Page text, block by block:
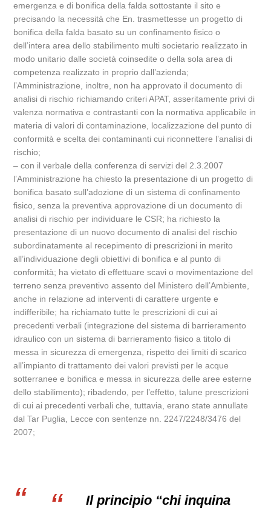
emergenza e di bonifica della falda sottostante il sito e
precisando la necessità che En. trasmettesse un progetto di
bonifica della falda basato su un confinamento fisico o
dell’intera area dello stabilimento multi societario realizzato in
modo unitario dalle società coinsedite o della sola area di
competenza realizzato in proprio dall’azienda;
l’Amministrazione, inoltre, non ha approvato il documento di
analisi di rischio richiamando criteri APAT, asseritamente privi di
valenza normativa e contrastanti con la normativa applicabile in
materia di valori di contaminazione, localizzazione del punto di
conformità e scelta dei contaminanti cui riconnettere l’analisi di
rischio;
– con il verbale della conferenza di servizi del 2.3.2007
l’Amministrazione ha chiesto la presentazione di un progetto di
bonifica basato sull’adozione di un sistema di confinamento
fisico, senza la preventiva approvazione di un documento di
analisi di rischio per individuare le CSR; ha richiesto la
presentazione di un nuovo documento di analisi del rischio
subordinatamente al recepimento di prescrizioni in merito
all’individuazione degli obiettivi di bonifica e al punto di
conformità; ha vietato di effettuare scavi o movimentazione del
terreno senza preventivo assento del Ministero dell’Ambiente,
anche in relazione ad interventi di carattere urgente e
indifferibile; ha richiamato tutte le prescrizioni di cui ai
precedenti verbali (integrazione del sistema di barrieramento
idraulico con un sistema di barrieramento fisico a titolo di
messa in sicurezza di emergenza, rispetto dei limiti di scarico
all’impianto di trattamento dei valori previsti per le acque
sotterranee e bonifica e messa in sicurezza delle aree esterne
dello stabilimento); ribadendo, per l’effetto, talune prescrizioni
di cui ai precedenti verbali che, tuttavia, erano state annullate
dal Tar Puglia, Lecce con sentenze nn. 2247/2248/3476 del
2007;
Il principio “chi inquina